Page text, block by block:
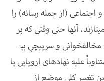
اجتماعی (از جمله رسانه) را
آن­ها حتی وقتی که بر
و سرپیچیِ بی­
علیه نهاد­های اروپایی یا
تغییرِ کلیِ موضع از